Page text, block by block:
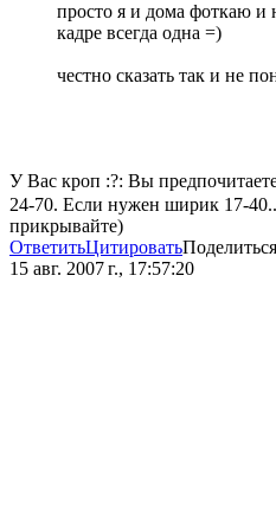
просто я и дома фоткаю и
кадре всегда одна =)
честно сказать так и не
У Вас кроп :?: Вы
24-70. Если нужен ширик 17-
прикрывайте)
ОтветитьЦитироватьПоделиться
15 авг. 2007 г., 17:57:20